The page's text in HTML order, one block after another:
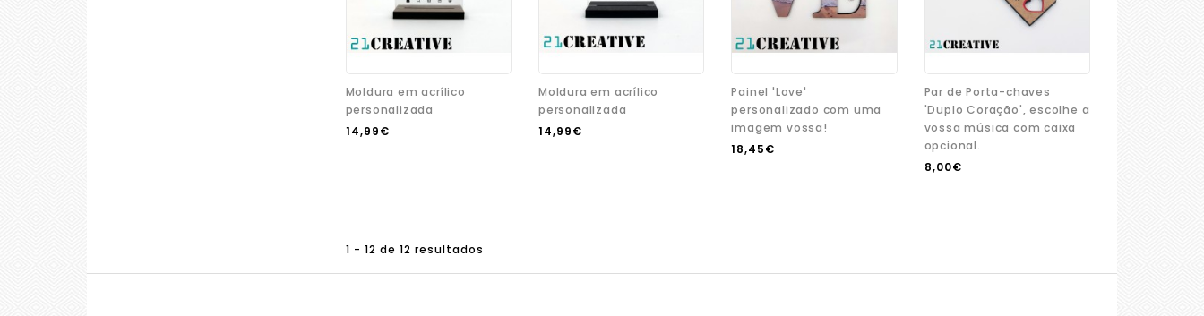
Moldura em acrílico
personalizada
14,99€
Moldura em acrílico
personalizada
14,99€
Painel 'Love'
personalizado com uma
imagem vossa!
18,45€
Par de Porta-chaves
'Duplo Coração', escolhe a
vossa música com caixa
opcional.
8,00€
1 - 12 de 12 resultados